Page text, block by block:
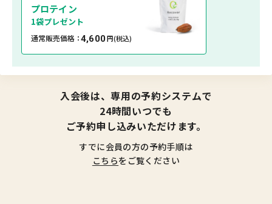
プロテイン
1袋プレゼント
通常販売価格：4,600円(税込)
入会後は、専用の予約システムで
24時間いつでも
ご予約申し込みいただけます。
すでに会員の方の予約手順は
こちらをご覧ください